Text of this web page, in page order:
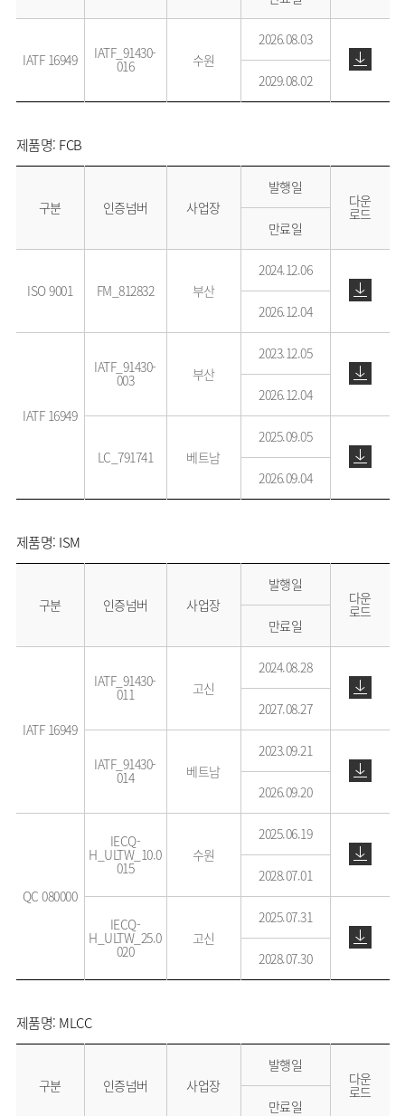
IATF 16949 IATF_91430-
016 수원
2026.08.03
2029.08.02
제품명: FCB
구분 인증넘버 사업장
발행일
다운
로드
만료일
ISO 9001 FM_812832 부산
2024.12.06
2026.12.04
IATF 16949
IATF_91430-
003 부산
2023.12.05
2026.12.04
LC_791741 베트남
2025.09.05
2026.09.04
제품명: ISM
구분 인증넘버 사업장
발행일
다운
로드
만료일
IATF 16949
IATF_91430-
011 고신
2024.08.28
2027.08.27
IATF_91430-
014 베트남
2023.09.21
2026.09.20
QC 080000
IECQ-
H_ULTW_10.0
015
수원
2025.06.19
2028.07.01
IECQ-
H_ULTW_25.0
020
고신
2025.07.31
2028.07.30
제품명: MLCC
구분 인증넘버 사업장
발행일
다운
로드
만료일